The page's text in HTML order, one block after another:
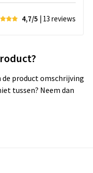
4,7/5 | 13 reviews
product omschrijving
tussen? Neem dan